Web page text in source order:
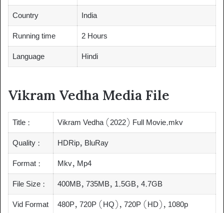
Country India
Running time 2 Hours
Language Hindi
Vikram Vedha Media File
Title : Vikram Vedha (2022) Full Movie.mkv
Quality : HDRip, BluRay
Format : Mkv, Mp4
File Size : 400MB, 735MB, 1.5GB, 4.7GB
Vid Format
480P, 720P (HQ), 720P (HD), 1080p